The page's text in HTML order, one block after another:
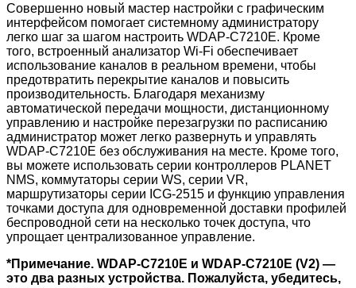
Совершенно новый мастер настройки с графическим
интерфейсом помогает системному администратору
легко шаг за шагом настроить WDAP-C7210E. Кроме
того, встроенный анализатор Wi-Fi обеспечивает
использование каналов в реальном времени, чтобы
предотвратить перекрытие каналов и повысить
производительность. Благодаря механизму
автоматической передачи мощности, дистанционному
управлению и настройке перезагрузки по расписанию
администратор может легко развернуть и управлять
WDAP-C7210E без обслуживания на месте. Кроме того,
вы можете использовать серии контроллеров PLANET
NMS, коммутаторы серии WS, серии VR,
маршрутизаторы серии ICG-2515 и функцию управления
точками доступа для одновременной доставки профилей
беспроводной сети на несколько точек доступа, что
упрощает централизованное управление.
*Примечание. WDAP-C7210E и WDAP-C7210E (V2) —
это два разных устройства. Пожалуйста, убедитесь,